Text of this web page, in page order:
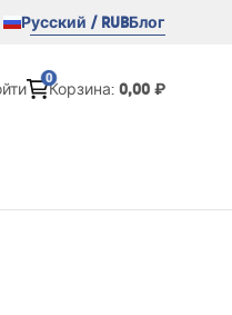
Русский / RUBБлог
0
Корзина: 0,00 ₽